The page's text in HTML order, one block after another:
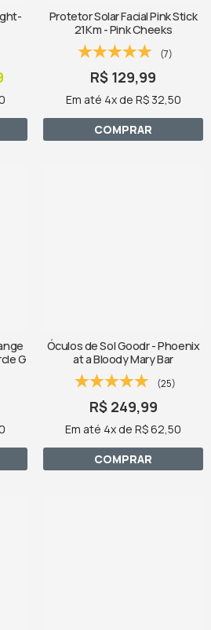
Protetor Solar Facial Pink Stick
21Km - Pink Cheeks
(7)
R$ 129,99
Em até 4x de R$ 32,50
COMPRAR
G
Óculos de Sol Goodr - Phoenix
at a Bloody Mary Bar
(25)
R$ 249,99
Em até 4x de R$ 62,50
COMPRAR